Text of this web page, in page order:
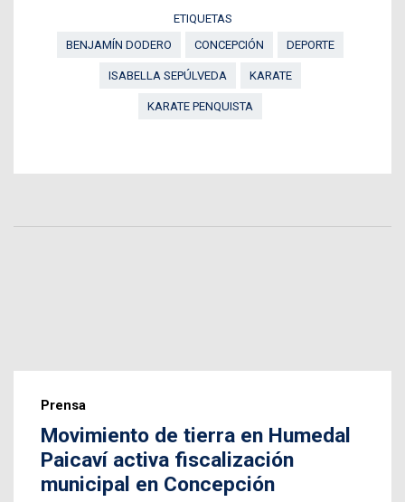
ETIQUETAS
BENJAMÍN DODERO
CONCEPCIÓN DEPORTE
ISABELLA SEPÚLVEDA KARATE
KARATE PENQUISTA
Prensa
Movimiento de tierra en Humedal
Paicaví activa fiscalización
municipal en Concepción